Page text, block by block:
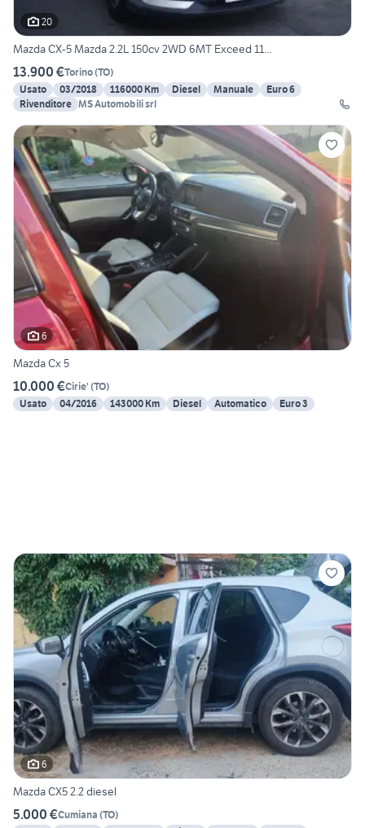
20
Mazda CX-5 Mazda 2.2L 150cv 2WD 6MT Exceed 11...
13.900 €Torino(TO)
Usato
03/2018 116000 Km Diesel Manuale
Euro 6
Rivenditore MS Automobili srl
6
Mazda Cx 5
10.000 €Cirie' (TO)
Usato
04/2016 143000 Km Diesel Automatico Euro 3
6
Mazda CX5 2.2 diesel
5.000 €Cumiana (TO)